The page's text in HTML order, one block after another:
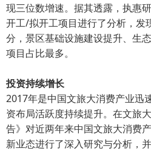
现三位数增速。据其透露，执惠
开工/拟开工项目进行了分析，发
分，景区基础设施建设提升、生
项目占比最多。
投资持续增长
2017年是中国文旅大消费产业迅
资布局活跃度持续提升。在文旅
告》对近两年来中国文旅大消费
新业态进行了深入研究与分析，